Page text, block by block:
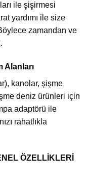
ile şişirmesi
yardımı ile size
zamandan ve
Alanları
kanolar, şişme
deniz ürünleri için
adaptörü ile
rahatlıkla
ÖZELLİKLERİ